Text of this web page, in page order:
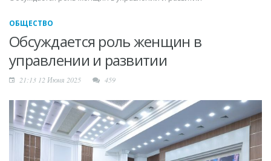
Шаг за шагом к
преображаются
проблемные махалли
Победа при полных
Точки роста
Нарынского района
ОБЩЕСТВО
Обсуждается роль женщин в
управлении и развитии
21:13 12 Июня 2025 459